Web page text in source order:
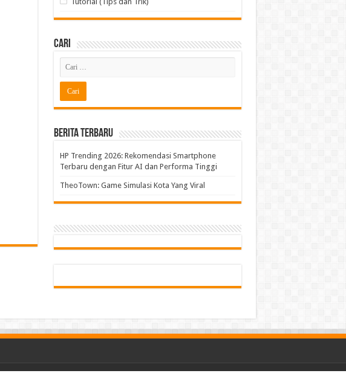
Cari
Berita Terbaru
HP Trending 2026: Rekomendasi Smartphone
Terbaru dengan Fitur AI dan Performa Tinggi
TheoTown: Game Simulasi Kota Yang Viral